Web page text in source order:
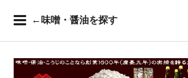
←味噌・醤油を探す